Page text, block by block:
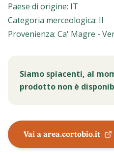
Paese di origine: IT
Categoria merceologica: II
Provenienza: Ca' Magre -
Siamo spiacenti, al
prodotto non è
Vai a area.cortobio.it